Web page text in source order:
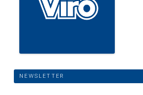
NEWSLETTER